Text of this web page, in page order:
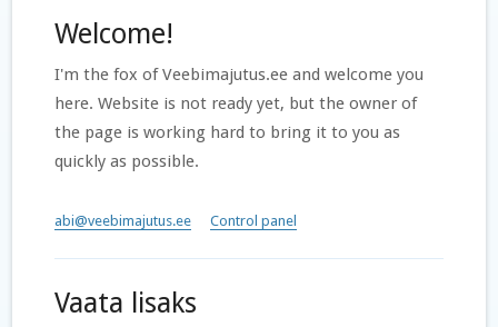
Welcome!
I'm the fox of Veebimajutus.ee and welcome you
here. Website is not ready yet, but the owner of
the page is working hard to bring it to you as
quickly as possible.
abi@veebimajutus.ee Control panel
Vaata lisaks